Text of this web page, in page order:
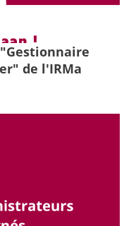
de l'IRMa